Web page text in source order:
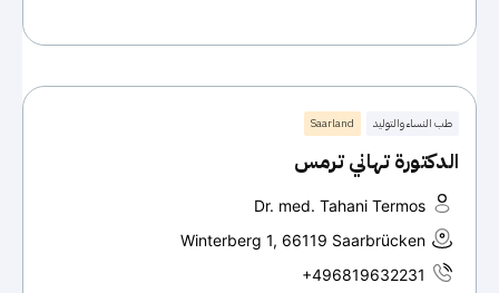
طب النساء والتوليد Saarland
الدكتورة تهاني ترمس
Dr. med. Tahani Termos
Winterberg 1, 66119 Saarbrücken
+496819632231